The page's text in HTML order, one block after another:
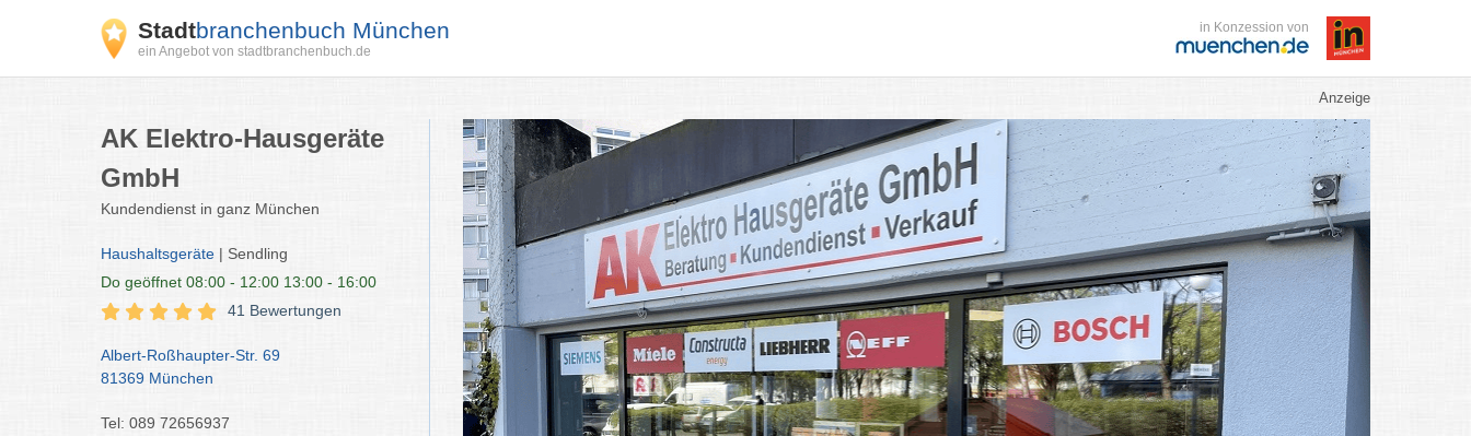
Stadtbranchenbuch München
ein Angebot von stadtbranchenbuch.de
in Konzession von
Anzeige
AK Elektro-Hausgeräte
GmbH
Kundendienst in ganz München
Haushaltsgeräte | Sendling
Do geöffnet 08:00 - 12:00 13:00 - 16:00
41 Bewertungen
Albert-Roßhaupter-Str. 69
81369 München
Tel: 089 72656937